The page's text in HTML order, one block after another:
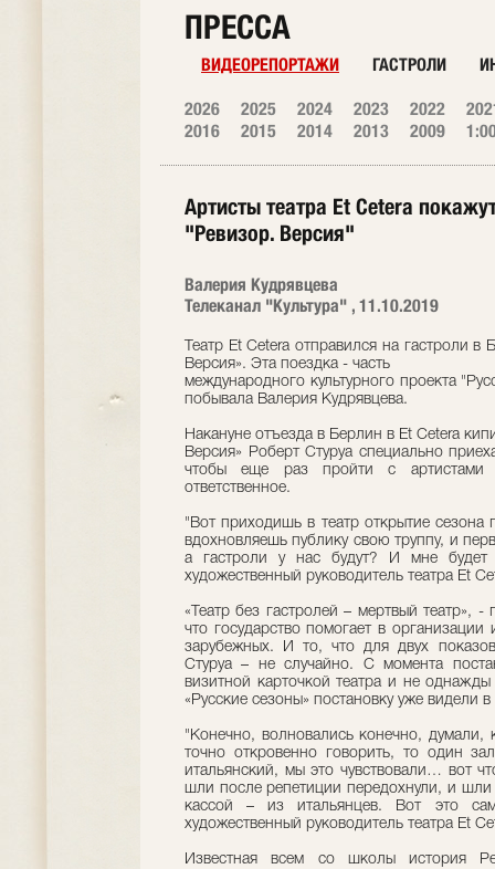
ПРЕССА
ВИДЕОРЕПОРТАЖИ ГАСТРОЛИ
2026 2025 2024 2023 2022
2016
2015 2014 2013 2009
Артисты театра Et Cetera
"Ревизор. Версия"
Валерия Кудрявцева
Телеканал "Культура" , 11.10.2019
Театр Et Cetera отправился на гастроли
Версия». Эта поездка - часть
международного культурного проекта
побывала Валерия Кудрявцева.
Накануне отъезда в Берлин в Et Cetera
Версия» Роберт Стуруа специально
чтобы еще раз пройти с артистами
ответственное.
"Вот приходишь в театр открытие
вдохновляешь публику свою труппу, и
а гастроли у нас будут? И мне будет
художественный руководитель театра Et
«Театр без гастролей – мертвый театр»,
что государство помогает в
зарубежных. И то, что для двух
Стуруа – не случайно. С момента
визитной карточкой театра и не
«Русские сезоны» постановку уже
"Конечно, волновались конечно, думали,
точно откровенно говорить, то один
итальянский, мы это чувствовали… вот
шли после репетиции передохнули, и шли
кассой – из итальянцев. Вот это
художественный руководитель театра Et
Известная всем со школы история